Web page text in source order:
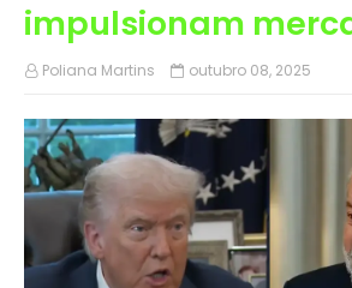
impulsionam
Poliana Martins outubro 08, 2025